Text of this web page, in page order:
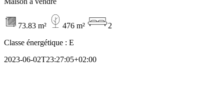
73.83 m² 476 m²
2
Classe énergétique : E
2023-06-02T23:27:05+02:00